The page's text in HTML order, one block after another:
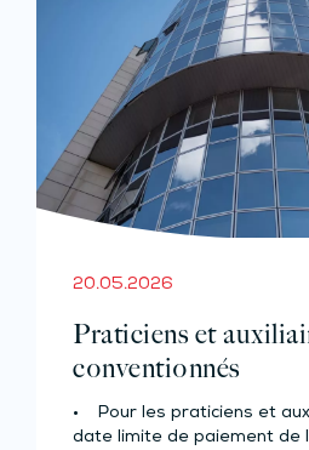
20.05.2026
Praticiens et
conventionnés
• Pour les praticiens et
date limite de paiement de